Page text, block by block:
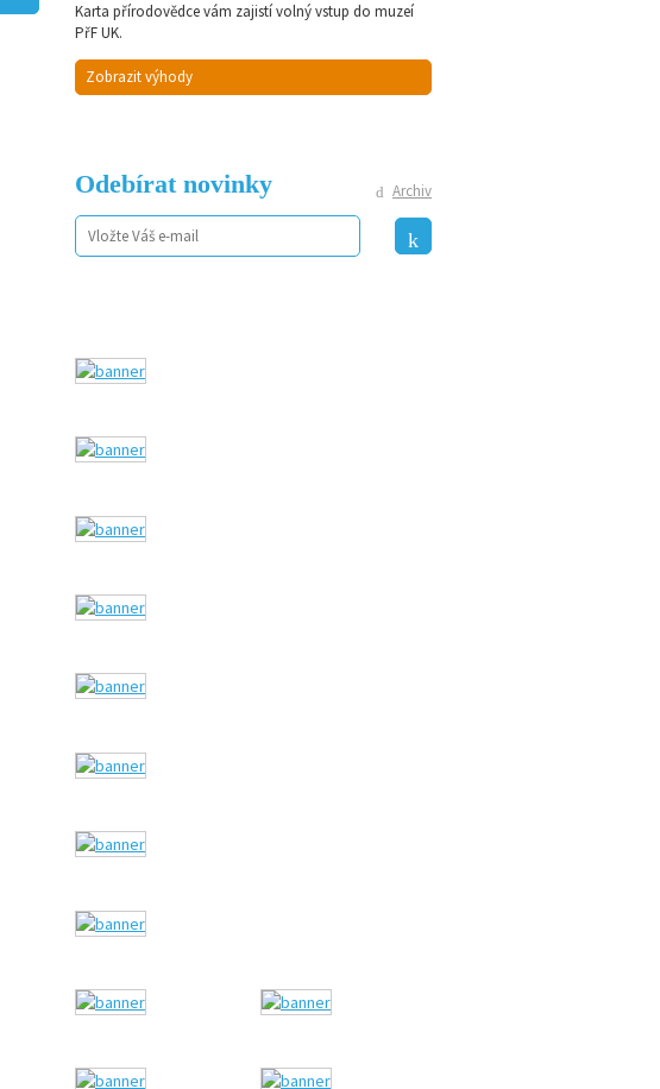
Karta přírodovědce vám zajistí volný vstup do muzeí
PřF UK.
Zobrazit výhody
Archiv
Odebírat novinky